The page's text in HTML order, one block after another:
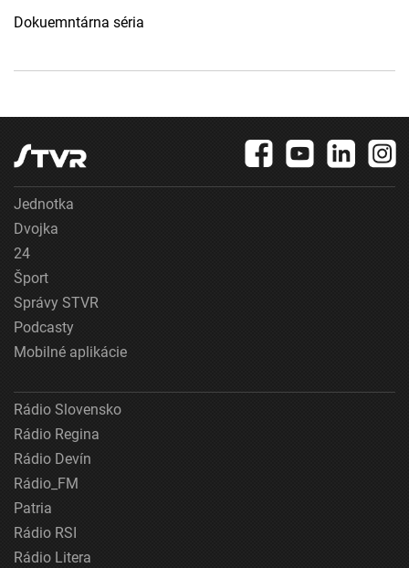
Dokuemntárna séria
Jednotka
Dvojka
24
Šport
Správy STVR
Podcasty
Mobilné aplikácie
Rádio Slovensko
Rádio Regina
Rádio Devín
Rádio_FM
Patria
Rádio RSI
Rádio Litera